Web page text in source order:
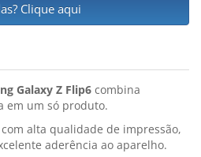
Clique aqui
Galaxy Z Flip6 combina
em um só produto.
alta qualidade de impressão,
aderência ao aparelho.